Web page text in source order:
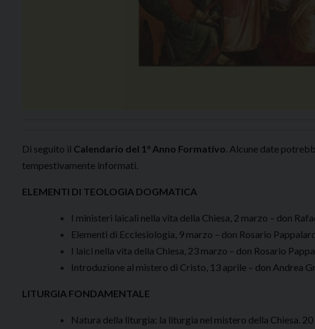
Di seguito il Calendario del 1° Anno Formativo . Alcune date
tempestivamente informati.
ELEMENTI DI TEOLOGIA DOGMATICA
I ministeri laicali nella vita della Chiesa, 2 marzo – don
Elementi di Ecclesiologia, 9 marzo – don Rosario
I laici nella vita della Chiesa, 23 marzo – don Rosario
Introduzione al mistero di Cristo, 13 aprile – don Andrea
LITURGIA FONDAMENTALE
Natura della liturgia: la liturgia nel mistero della Chiesa.